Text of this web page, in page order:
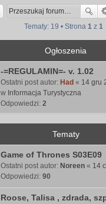
Tematy: 19 • Strona 1 z 1
Ogłoszenia
-=REGULAMIN=- v. 1.02
Ostatni post autor: Had « 14 gru
w Informacja Turystyczna
Odpowiedzi: 2
Tematy
Game of Thrones S03E09
Ostatni post autor: Noreen « 14
Odpowiedzi: 90
Roose, Talisa , zdrada,